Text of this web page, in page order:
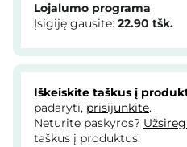
Lojalumo programa
Įsigiję gausite: 22.90 tšk.
Iškeiskite taškus į
padaryti, prisijunkite.
Neturite paskyros?
taškus į produktus.